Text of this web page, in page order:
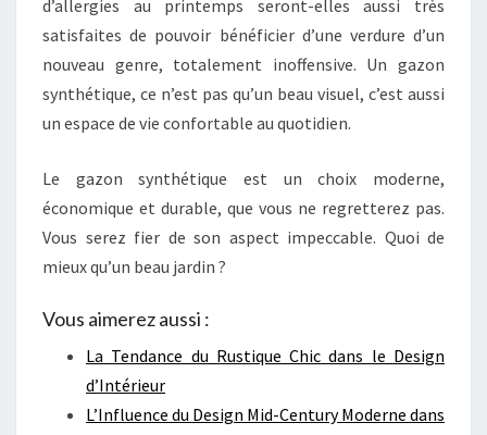
d’allergies au printemps seront-elles aussi très
satisfaites de pouvoir bénéficier d’une verdure d’un
nouveau genre, totalement inoffensive. Un gazon
synthétique, ce n’est pas qu’un beau visuel, c’est aussi
un espace de vie confortable au quotidien.
Le gazon synthétique est un choix moderne,
économique et durable, que vous ne regretterez pas.
Vous serez fier de son aspect impeccable. Quoi de
mieux qu’un beau jardin ?
Vous aimerez aussi :
La Tendance du Rustique Chic dans le Design
d’Intérieur
L’Influence du Design Mid-Century Moderne dans